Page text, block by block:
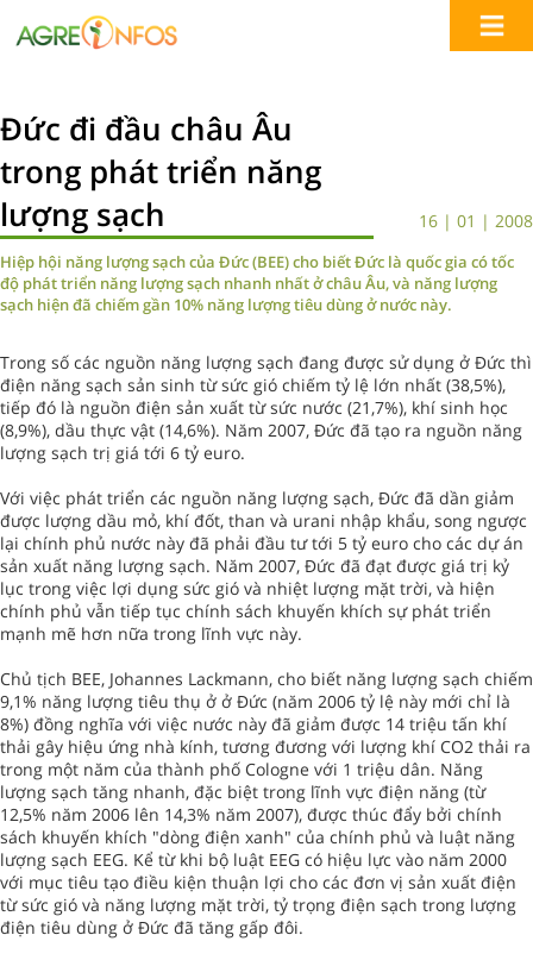
Đức đi đầu châu Âu
trong phát triển năng
lượng sạch
16 | 01 | 2008
Hiệp hội năng lượng sạch của Đức (BEE) cho biết Đức là quốc gia có tốc
độ phát triển năng lượng sạch nhanh nhất ở châu Âu, và năng lượng
sạch hiện đã chiếm gần 10% năng lượng tiêu dùng ở nước này.
Trong số các nguồn năng lượng sạch đang được sử dụng ở Đức thì
điện năng sạch sản sinh từ sức gió chiếm tỷ lệ lớn nhất (38,5%),
tiếp đó là nguồn điện sản xuất từ sức nước (21,7%), khí sinh học
(8,9%), dầu thực vật (14,6%). Năm 2007, Đức đã tạo ra nguồn năng
lượng sạch trị giá tới 6 tỷ euro.
Với việc phát triển các nguồn năng lượng sạch, Đức đã dần giảm
được lượng dầu mỏ, khí đốt, than và urani nhập khẩu, song ngược
lại chính phủ nước này đã phải đầu tư tới 5 tỷ euro cho các dự án
sản xuất năng lượng sạch. Năm 2007, Đức đã đạt được giá trị kỷ
lục trong việc lợi dụng sức gió và nhiệt lượng mặt trời, và hiện
chính phủ vẫn tiếp tục chính sách khuyến khích sự phát triển
mạnh mẽ hơn nữa trong lĩnh vực này.
Chủ tịch BEE, Johannes Lackmann, cho biết năng lượng sạch chiếm
9,1% năng lượng tiêu thụ ở ở Đức (năm 2006 tỷ lệ này mới chỉ là
8%) đồng nghĩa với việc nước này đã giảm được 14 triệu tấn khí
thải gây hiệu ứng nhà kính, tương đương với lượng khí CO2 thải ra
trong một năm của thành phố Cologne với 1 triệu dân. Năng
lượng sạch tăng nhanh, đặc biệt trong lĩnh vực điện năng (từ
12,5% năm 2006 lên 14,3% năm 2007), được thúc đẩy bởi chính
sách khuyến khích "dòng điện xanh" của chính phủ và luật năng
lượng sạch EEG. Kể từ khi bộ luật EEG có hiệu lực vào năm 2000
với mục tiêu tạo điều kiện thuận lợi cho các đơn vị sản xuất điện
từ sức gió và năng lượng mặt trời, tỷ trọng điện sạch trong lượng
điện tiêu dùng ở Đức đã tăng gấp đôi.